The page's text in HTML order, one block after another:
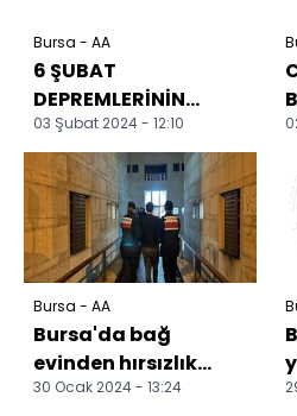
Bursa - AA
6 ŞUBAT
DEPREMLERİNİN
BİRİNCİ YILI -
Bursa'dan karlı
yolları aşıp
ulaştıkla...
03 Şubat 2024 - 12:10
Bursa - AA
Bursa'da bağ
evinden hırsızlık
yapan 2 zanlı
30 Ocak 2024 - 13:24